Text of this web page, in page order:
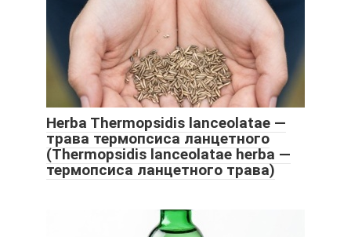
Herba Thermopsidis lanceolatae —
трава термопсиса ланцетного
(Thermopsidis lanceolatae herba —
термопсиса ланцетного трава)